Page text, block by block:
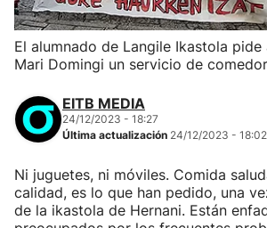
El alumnado de Langile Ikastola
Mari Domingi un servicio de
EITB MEDIA
24/12/2023 - 18:27
Última actualización 24/12/2023 - 18:02
Ni juguetes, ni móviles. Comida
calidad, es lo que han pedido, una
de la ikastola de Hernani. Están